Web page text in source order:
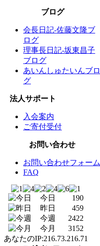
ブログ
会長日記-佐藤文隆ブ
ログ
理事長日記-坂東昌子
ブログ
あいんしゅたいんブロ
グ
法人サポート
入会案内
ご寄付受付
お問い合わせ
お問い合わせフォーム
FAQ
今日
190
昨日
459
今週
2422
今月
3152
あなたのIP:216.73.216.71